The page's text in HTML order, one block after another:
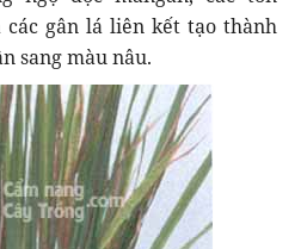
gân lá liên kết tạo thành
sang màu nâu.